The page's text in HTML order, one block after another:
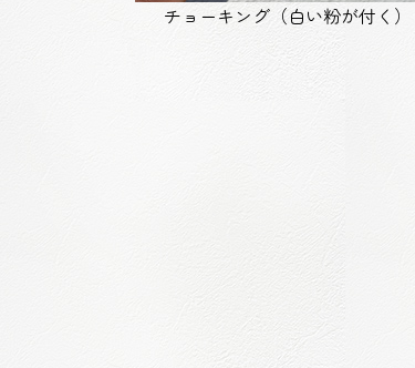
チョーキング（白い粉が付く）